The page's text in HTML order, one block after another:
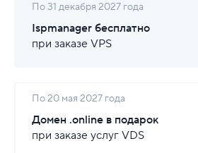
По 31 декабря 2027 года
Ispmanager бесплатно
при заказе VPS
По 20 мая 2027 года
Домен .online в подарок
при заказе услуг VDS